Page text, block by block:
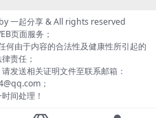
一起分享& All rights reserved
页面服务；
何由于内容的合法性及健康性所引起的
责任；
发送相关证明文件至联系邮箱：
；
间处理！